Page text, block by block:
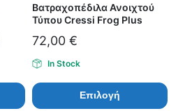
Βατραχοπέδιλα Ανοιχτού
Τύπου Cressi Frog Plus
72,00 €
In Stock
Επιλογή